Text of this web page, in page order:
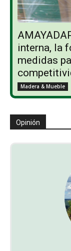
interna, la
medidas
Madera & Mueble
Opinión